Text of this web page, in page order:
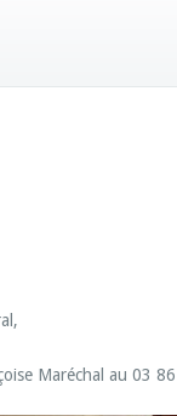
Maréchal au 03